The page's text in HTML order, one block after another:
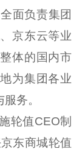
面负责集团
京东云等业
体的国内市
为集团各业
务。
轮值CEO制
东商城轮值